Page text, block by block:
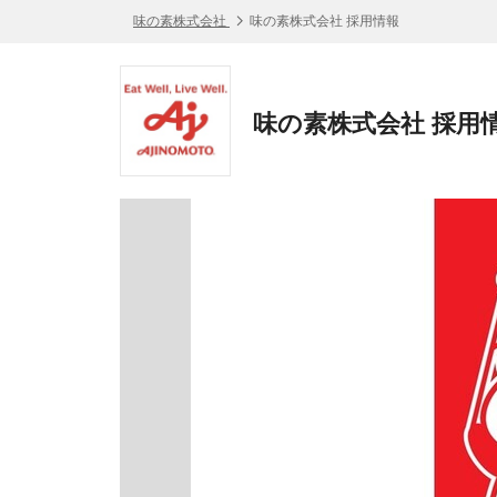
味の素株式会社 味の素株式会社 採用情報
味の素株式会社 採用